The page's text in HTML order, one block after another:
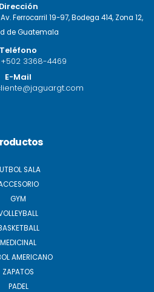
Dirección
Ferrocarril 19-97, Bodega 414, Zona 12,
de Guatemala
Teléfono
+502 3368-4469
E-Mail
SALA
GYM
MEDICINAL
AMERICANO
ZAPATOS
PADEL